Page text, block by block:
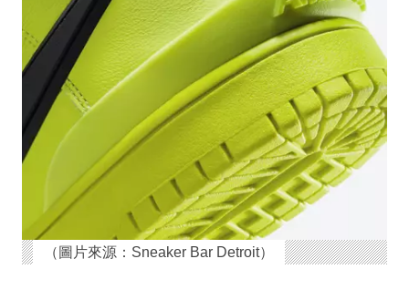
（圖片來源：Sneaker Bar Detroit）